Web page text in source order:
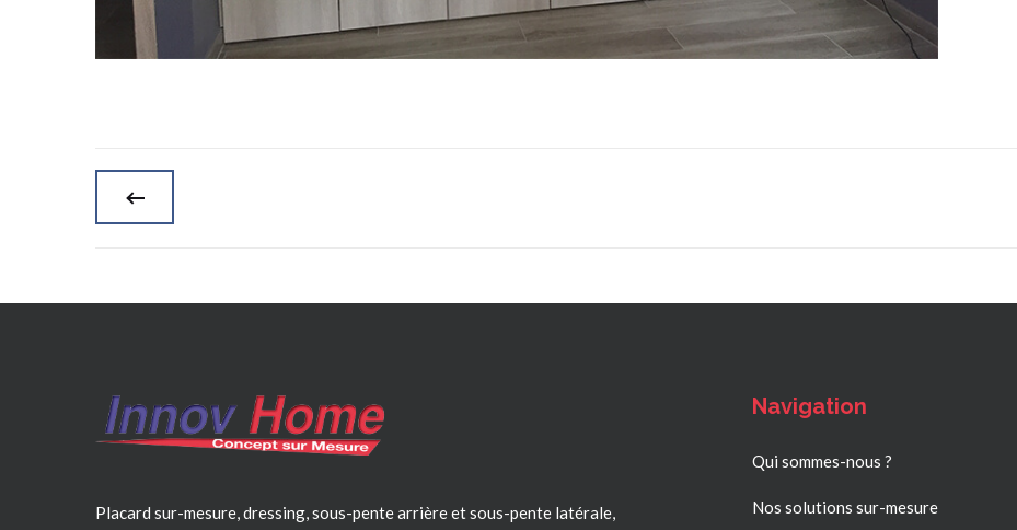
Placard sur-mesure, dressing, sous-pente arrière et sous-pente latérale,
Navigation
Qui sommes-nous ?
Nos solutions sur-mesure